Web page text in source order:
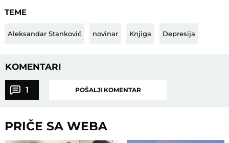
TEME
Aleksandar Stanković novinar Knjiga Depresija
KOMENTARI
1 POŠALJI KOMENTAR
PRIČE SA WEBA